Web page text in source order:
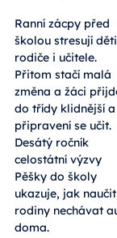
Ranní zácpy před
školou stresují
rodiče i učitele.
Přitom stačí malá
změna a žáci
do třídy klidnější a
připravení se učit.
Desátý ročník
celostátní výzvy
Pěšky do školy
ukazuje, jak naučit
rodiny nechávat
doma.